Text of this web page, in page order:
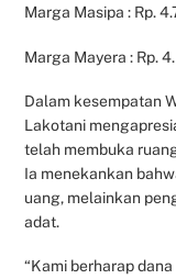
Marga Masipa : Rp.
Marga Mayera : Rp.
Dalam kesempatan
Lakotani
telah membuka
Ia menekankan
uang, melainkan
adat.
“Kami berharap